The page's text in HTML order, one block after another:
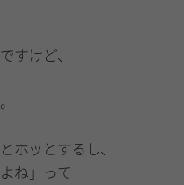
すけど、
ホッとするし、
ね」って